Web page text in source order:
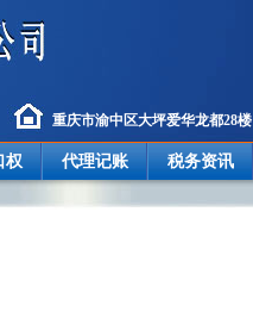
重庆市渝中区大坪爱华龙都28楼
2号出口楼上）
权 代理记账 税务资讯